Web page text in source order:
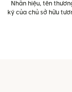
Nhãn hiệu, tên
ký của chủ sở hữu